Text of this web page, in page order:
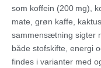
som koffein (200 mg),
mate, grøn kaffe,
sammensætning sigter
både stofskifte, energi
findes i varianter med